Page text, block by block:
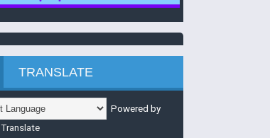
TRANSLATE
Powered by
Translate